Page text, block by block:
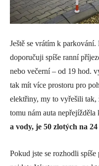
Ještě se vrátím k
doporučuji spíše ranní
nebo večerní – od 19 hod.
tak mít více prostoru pro
elektřiny, my to vyřešili
tomu nám auta nepřejížděla
a vody, je 50 zlotých na
Pokud jste se rozhodli